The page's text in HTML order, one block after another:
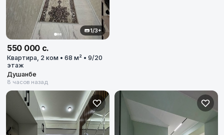
1/3+
550 000 с.
Квартира, 2 ком • 68 м² • 9/20
этаж
Душанбе
8 часов назад